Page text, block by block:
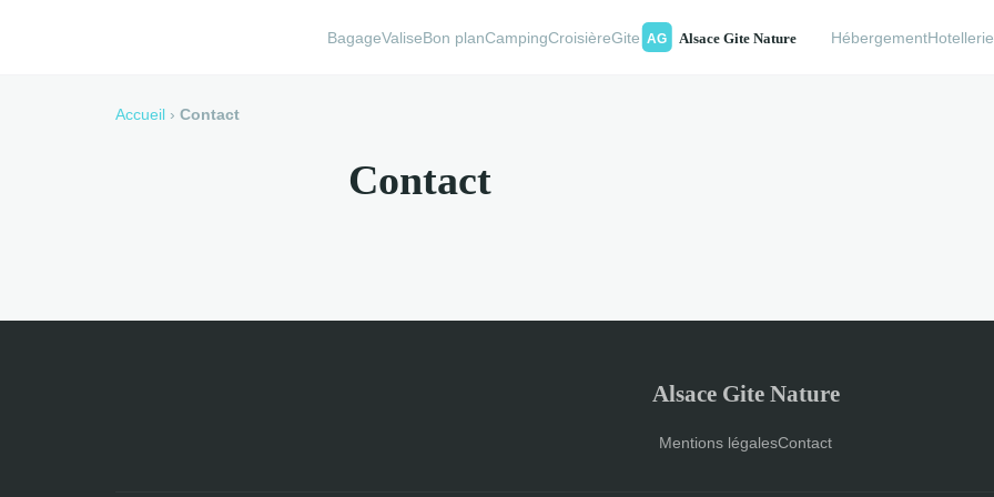
BagageValiseBon planCampingCroisièreGite HébergementHotellerie
Accueil › Contact
Contact
Alsace Gite Nature
Mentions légalesContact